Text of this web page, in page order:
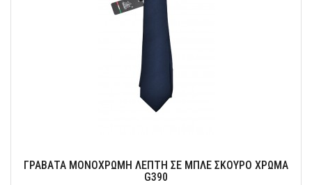
ΓΡΑΒΑΤΑ ΜΟΝΟΧΡΩΜΗ ΛΕΠΤΗ ΣΕ ΜΠΛΕ ΣΚΟΥΡΟ ΧΡΩΜΑ
G390
Πλάτος: 7,7 cm Συνολικό Μήκος: 145 cm